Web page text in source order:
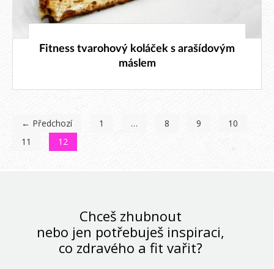
22. 9. 2015
Fitness tvarohový koláček s arašídovým
máslem
← Předchozí 1 … 8 9
10
11
12
Chceš zhubnout
nebo jen potřebuješ inspiraci,
co zdravého a fit vařit?